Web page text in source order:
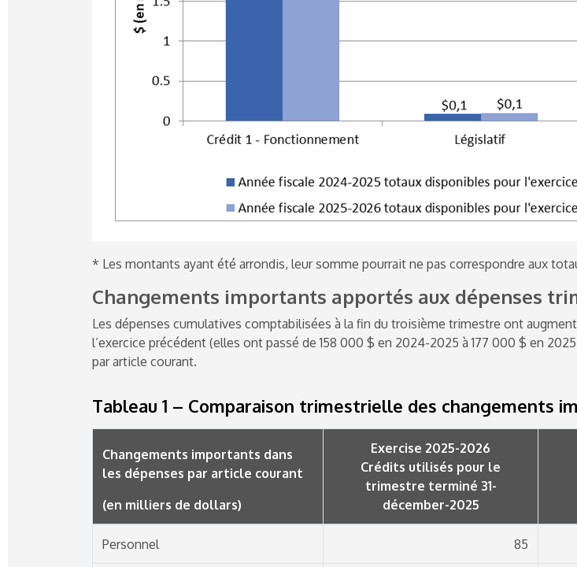
* Les montants ayant été arrondis, leur somme pourrait ne pas correspondre aux
Changements importants apportés aux dépenses
Les dépenses cumulatives comptabilisées à la fin du troisième trimestre ont
l’exercice précédent (elles ont passé de 158 000 $ en 2024-2025 à 177 000 $ en
par article courant.
Tableau 1 – Comparaison trimestrielle des changements
Changements importants dans
les dépenses par article courant
(en milliers de dollars)
Exercise 2025-2026
Crédits utilisés pour le
trimestre terminé 31-
décember-2025
Personnel 85